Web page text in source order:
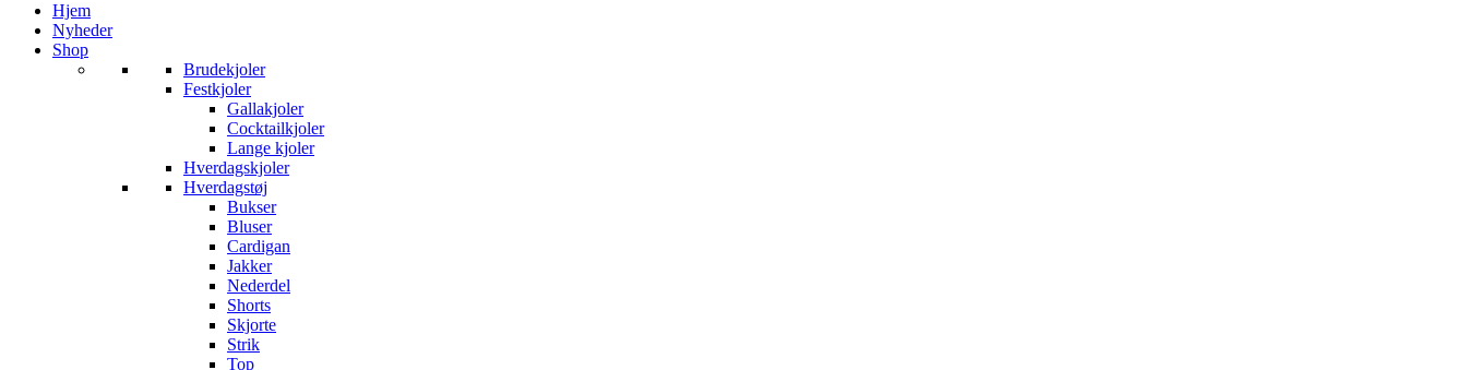
Hjem
Nyheder
Shop
Brudekjoler
Festkjoler
Gallakjoler
Cocktailkjoler
Lange kjoler
Hverdagskjoler
Hverdagstøj
Bukser
Bluser
Cardigan
Jakker
Nederdel
Shorts
Skjorte
Strik
Top